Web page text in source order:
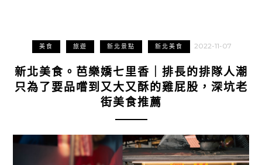
美食 旅遊 新北景點 新北美食 2022-11-07
新北美食。芭樂嬌七里香｜排長的排隊人潮
只為了要品嚐到又大又酥的雞屁股，深坑老
街美食推薦